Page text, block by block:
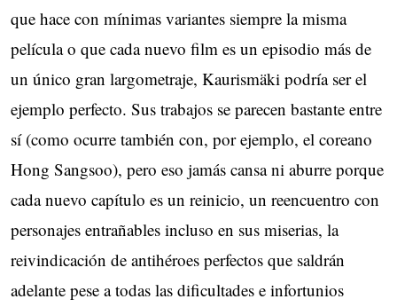
que hace con mínimas variantes siempre la misma
película o que cada nuevo film es un episodio más de
un único gran largometraje, Kaurismäki podría ser el
ejemplo perfecto. Sus trabajos se parecen bastante entre
sí (como ocurre también con, por ejemplo, el coreano
Hong Sangsoo), pero eso jamás cansa ni aburre porque
cada nuevo capítulo es un reinicio, un reencuentro con
personajes entrañables incluso en sus miserias, la
reivindicación de antihéroes perfectos que saldrán
adelante pese a todas las dificultades e infortunios